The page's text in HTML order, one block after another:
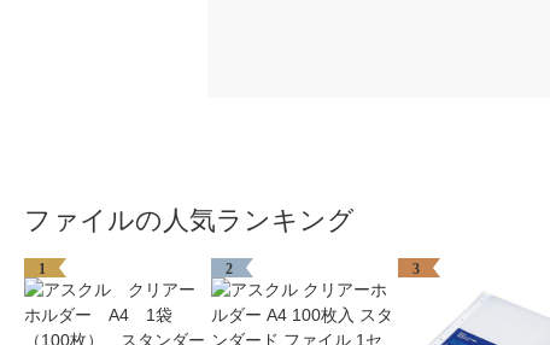
ファイルの人気ランキング
1 2 3